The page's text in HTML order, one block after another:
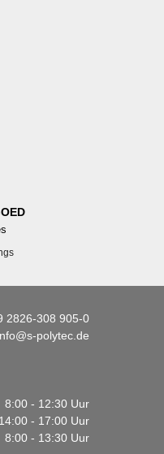
2826-308 905-0
polytec.de
8:00 - 12:30 Uur
14:00 - 17:00 Uur
8:00 - 13:30 Uur